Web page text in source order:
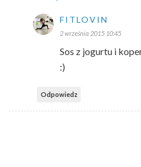
FITLOVIN
2 września 2015 10:45
Sos z jogurtu i
:)
Odpowiedz